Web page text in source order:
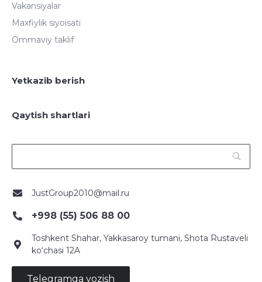
Vakansiyalar
Maxfiylik siyoisati
Ommaviy taklif
Yetkazib berish
Qaytish shartlari
JustGroup2010@mail.ru
+998 (55) 506 88 00
Toshkent Shahar, Yakkasaroy tumani, Shota Rustaveli
ko‘chasi 12A
Telegramga yozish